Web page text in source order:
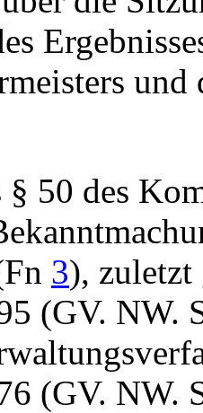
und
50 des
3), zuletzt
(GV. NW.
(GV. NW.